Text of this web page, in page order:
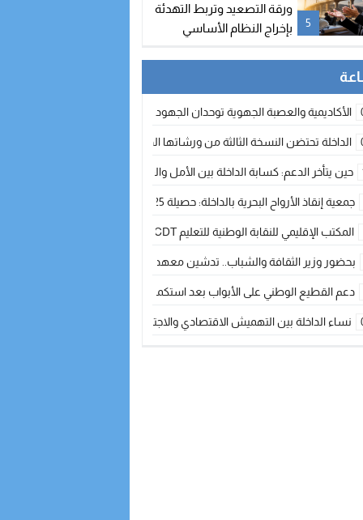
5
ورقة التصعيد وتربط التهدئة
بإخراج النظام الأساسي
الأكاديمية والعصبة الجهوية توحدان الجهود لتطوير الممارسة الكروية بجهة
الداخلة تحتضن النسخة الثالثة من ورشاتها الدولية: تكوين متخصص في التراث
حين يتأخر الدعم: كسابة الداخلة بين الأمل والقلق ؟
جمعية إنقاذ الأرواح البحرية بالداخلة: حصيلة 2025 بين مهام الإنقاذ ومشروع “دار البحار”
المكتب الإقليمي للنقابة الوطنية للتعليم CDT يجتمع مع المدير الإقليمي لمناقشة ملفات جوهرية لنساء ورجال التعليم
بحضور وزير الثقافة والشباب.. تدشين معهد الموسيقى والفنون الكوريغرافية بالداخلة
دعم القطيع الوطني على الأبواب بعد استكمال الترقيم… الفلاحة المغربية
نساء الداخلة بين التهميش الاقتصادي والاجتماعي… في المؤسسات الإنتاجية